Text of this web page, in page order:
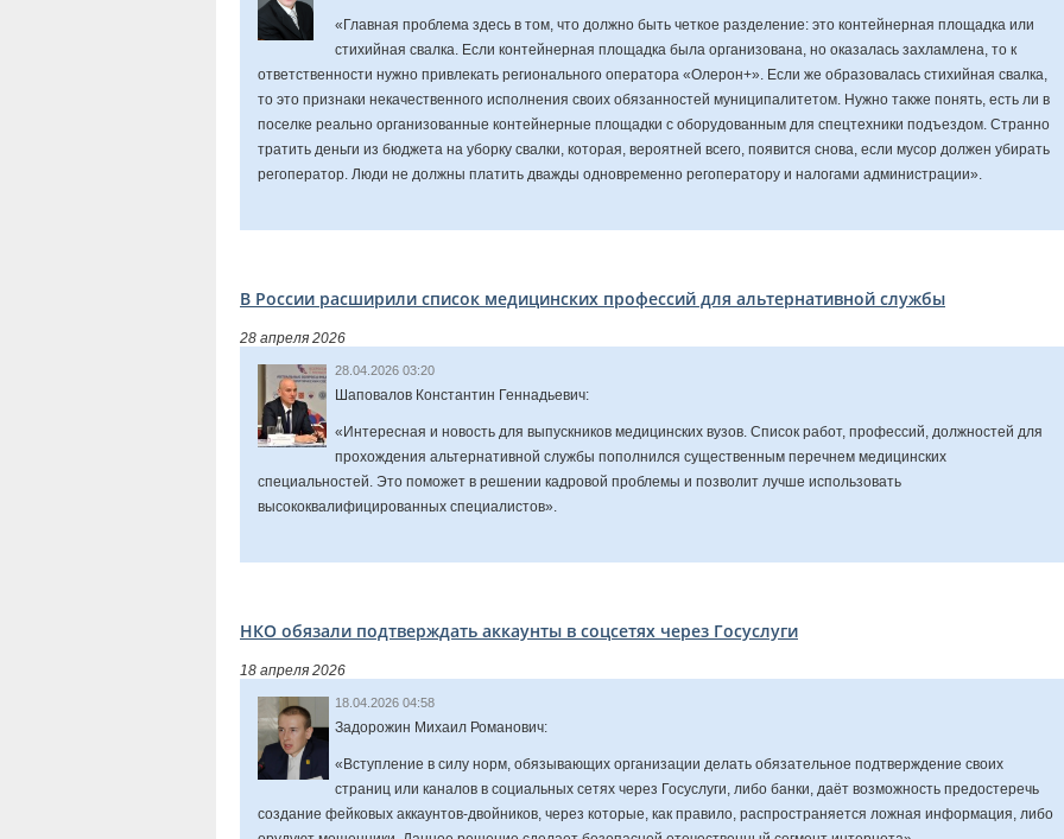
«Главная проблема здесь в том, что должно быть четкое разделение: это контейнерная площадка или
стихийная свалка. Если контейнерная площадка была организована, но оказалась захламлена, то к
ответственности нужно привлекать регионального оператора «Олерон+». Если же образовалась стихийная свалка,
то это признаки некачественного исполнения своих обязанностей муниципалитетом. Нужно также понять, есть ли в
поселке реально организованные контейнерные площадки с оборудованным для спецтехники подъездом. Странно
тратить деньги из бюджета на уборку свалки, которая, вероятней всего, появится снова, если мусор должен убирать
регоператор. Люди не должны платить дважды одновременно регоператору и налогами администрации».
В России расширили список медицинских профессий для альтернативной службы
28 апреля 2026
28.04.2026 03:20
Шаповалов Константин Геннадьевич:
«Интересная и новость для выпускников медицинских вузов. Список работ, профессий, должностей для
прохождения альтернативной службы пополнился существенным перечнем медицинских
специальностей. Это поможет в решении кадровой проблемы и позволит лучше использовать
высококвалифицированных специалистов».
НКО обязали подтверждать аккаунты в соцсетях через Госуслуги
18 апреля 2026
18.04.2026 04:58
Задорожин Михаил Романович:
«Вступление в силу норм, обязывающих организации делать обязательное подтверждение своих
страниц или каналов в социальных сетях через Госуслуги, либо банки, даёт возможность предостеречь
создание фейковых аккаунтов-двойников, через которые, как правило, распространяется ложная информация, либо